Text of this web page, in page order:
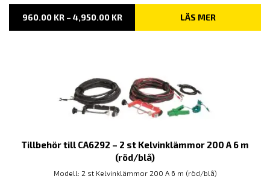
960.00 KR – 4,950.00 KRPRISINTERVALL:
TILL
LÄS MER
Tillbehör till CA6292 – 2 st Kelvinklämmor 200 A 6 m
(röd/blå)
Modell: 2 st Kelvinklämmor 200 A 6 m (röd/blå)